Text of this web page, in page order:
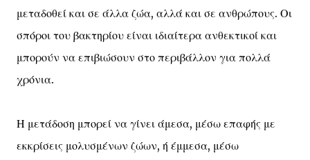
μεταδοθεί και σε άλλα ζώα, αλλά και σε ανθρώπους. Οι
σπόροι του βακτηρίου είναι ιδιαίτερα ανθεκτικοί και
μπορούν να επιβιώσουν στο περιβάλλον για πολλά
χρόνια.
Η μετάδοση μπορεί να γίνει άμεσα, μέσω επαφής με
εκκρίσεις μολυσμένων ζώων, ή έμμεσα, μέσω